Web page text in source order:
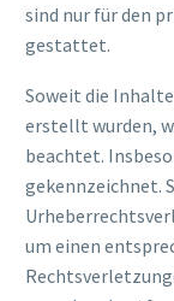
sind nur für den
gestattet.
Soweit die
erstellt wurden,
beachtet.
gekennzeichnet.
um einen